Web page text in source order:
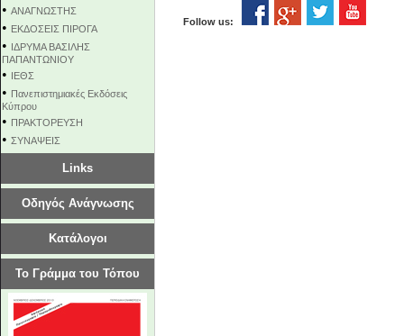
• ΑΝΑΓΝΩΣΤΗΣ
• ΕΚΔΟΣΕΙΣ ΠΙΡΟΓΑ
• ΙΔΡΥΜΑ ΒΑΣΙΛΗΣ
ΠΑΠΑΝΤΩΝΙΟΥ
• ΙΕΘΣ
• Πανεπιστημιακές Εκδόσεις
Κύπρου
• ΠΡΑΚΤΟΡΕΥΣΗ
• ΣΥΝΑΨΕΙΣ
Links
Οδηγός Ανάγνωσης
Κατάλογοι
Το Γράμμα του Τόπου
Follow us: